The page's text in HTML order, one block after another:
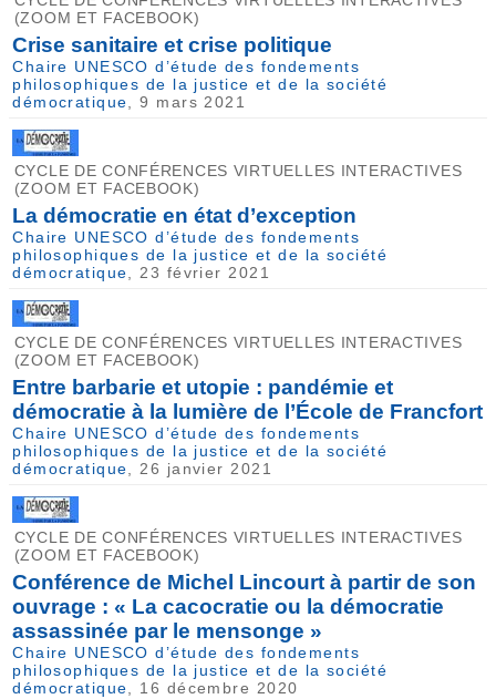
(ZOOM ET FACEBOOK)
Crise sanitaire et crise politique
Chaire UNESCO d’étude des fondements
philosophiques de la justice et de la société
démocratique , 9 mars 2021
CYCLE DE CONFÉRENCES VIRTUELLES INTERACTIVES
(ZOOM ET FACEBOOK)
La démocratie en état d’exception
Chaire UNESCO d’étude des fondements
philosophiques de la justice et de la société
démocratique , 23 février 2021
CYCLE DE CONFÉRENCES VIRTUELLES INTERACTIVES
(ZOOM ET FACEBOOK)
Entre barbarie et utopie : pandémie et
démocratie à la lumière de l’École de Francfort
Chaire UNESCO d’étude des fondements
philosophiques de la justice et de la société
démocratique , 26 janvier 2021
CYCLE DE CONFÉRENCES VIRTUELLES INTERACTIVES
(ZOOM ET FACEBOOK)
Conférence de Michel Lincourt à partir de son
ouvrage : « La cacocratie ou la démocratie
assassinée par le mensonge »
Chaire UNESCO d’étude des fondements
philosophiques de la justice et de la société
démocratique , 16 décembre 2020